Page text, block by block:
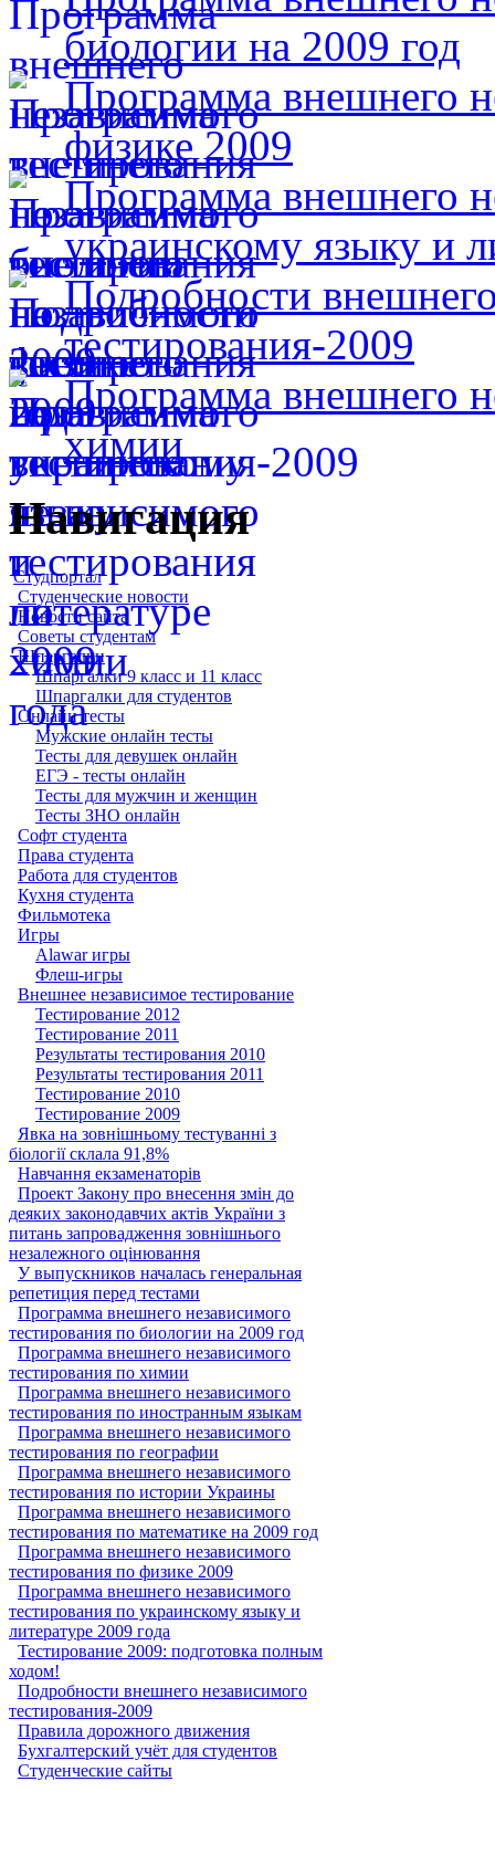
биологии на 2009 год
Программа внешнего
физике 2009
Программа внешнего
украинскому языку и
Подробности
тестирования-2009
Программа внешнего
химии
Навигация
Студпортал
Студенческие новости
Новости сайта
Советы студентам
Шпаргалки
Шпаргалки 9 класс и 11 класс
Шпаргалки для студентов
Онлайн тесты
Мужские онлайн тесты
Тесты для девушек онлайн
ЕГЭ - тесты онлайн
Тесты для мужчин и женщин
Тесты ЗНО онлайн
Софт студента
Права студента
Работа для студентов
Кухня студента
Фильмотека
Игры
Alawar игры
Флеш-игры
Внешнее независимое тестирование
Тестирование 2012
Тестирование 2011
Результаты тестирования 2010
Результаты тестирования 2011
Тестирование 2010
Тестирование 2009
Явка на зовнішньому тестуванні з
біології склала 91,8%
Навчання екзаменаторів
Проект Закону про внесення змін до
деяких законодавчих актів України з
питань запровадження зовнішнього
незалежного оцінювання
У выпускников началась генеральная
репетиция перед тестами
Программа внешнего независимого
тестирования по биологии на 2009 год
Программа внешнего независимого
тестирования по химии
Программа внешнего независимого
тестирования по иностранным языкам
Программа внешнего независимого
тестирования по географии
Программа внешнего независимого
тестирования по истории Украины
Программа внешнего независимого
тестирования по математике на 2009 год
Программа внешнего независимого
тестирования по физике 2009
Программа внешнего независимого
тестирования по украинскому языку и
литературе 2009 года
Тестирование 2009: подготовка полным
ходом!
Подробности внешнего независимого
тестирования-2009
Правила дорожного движения
Бухгалтерский учёт для студентов
Студенческие сайты